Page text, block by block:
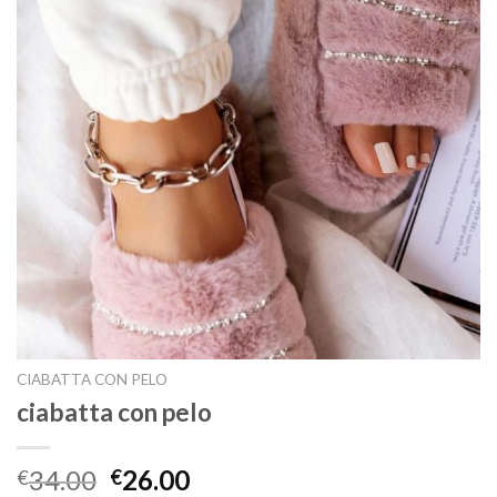
CIABATTA CON PELO
ciabatta con pelo
€34.00 €26.00